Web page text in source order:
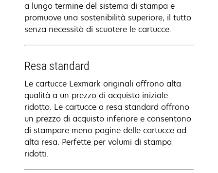
a lungo termine del sistema di stampa e
promuove una sostenibilità superiore, il tutto
senza necessità di scuotere le cartucce.
Resa standard
Le cartucce Lexmark originali offrono alta
qualità a un prezzo di acquisto iniziale
ridotto. Le cartucce a resa standard offrono
un prezzo di acquisto inferiore e consentono
di stampare meno pagine delle cartucce ad
alta resa. Perfette per volumi di stampa
ridotti.